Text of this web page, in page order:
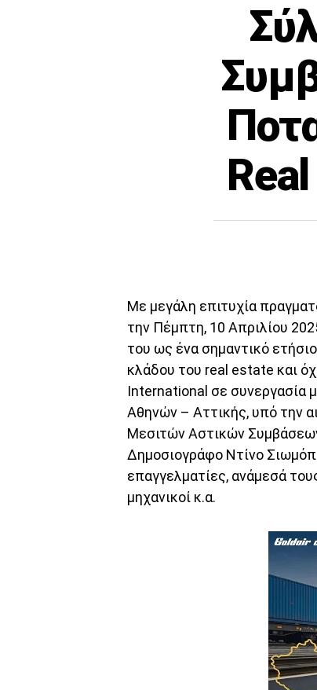
Με μεγάλη επιτυχία
την Πέμπτη, 10 Απριλίου
του ως ένα σημαντικό
κλάδου του real estate και
International σε συνεργασία
Αθηνών – Αττικής, υπό την
Μεσιτών Αστικών
Δημοσιογράφο Ντίνο
επαγγελματίες, ανάμεσά
μηχανικοί κ.α.